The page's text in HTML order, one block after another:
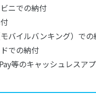
ニでの納付
バイルバンキング）での
での納付
等のキャッシュレスア